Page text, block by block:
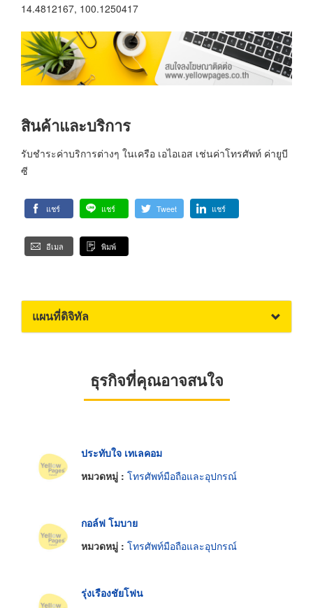
14.4812167, 100.1250417
สินค้าและบริการ
รับชำระค่าบริการต่างๆ ในเครือ เอไอเอส เช่นค่าโทรศัพท์ ค่ายูบี
ซี
แชร์ แชร์ Tweet แชร์
อีเมล พิมพ์
แผนที่ดิจิทัล
ธุรกิจที่คุณอาจสนใจ
ประทับใจ เทเลคอม
หมวดหมู่ : โทรศัพท์มือถือและอุปกรณ์
กอล์ฟ โมบาย
หมวดหมู่ : โทรศัพท์มือถือและอุปกรณ์
รุ่งเรืองชัยโฟน